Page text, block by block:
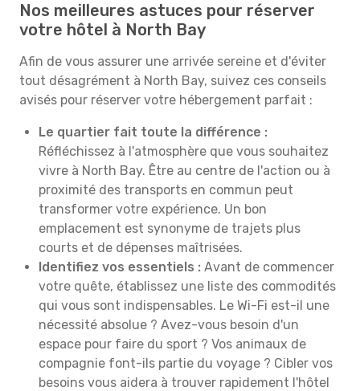
Nos meilleures astuces pour réserver
votre hôtel à North Bay
Afin de vous assurer une arrivée sereine et d'éviter
tout désagrément à North Bay, suivez ces conseils
avisés pour réserver votre hébergement parfait :
Le quartier fait toute la différence :
Réfléchissez à l'atmosphère que vous souhaitez
vivre à North Bay. Être au centre de l'action ou à
proximité des transports en commun peut
transformer votre expérience. Un bon
emplacement est synonyme de trajets plus
courts et de dépenses maîtrisées.
Identifiez vos essentiels : Avant de commencer
votre quête, établissez une liste des commodités
qui vous sont indispensables. Le Wi-Fi est-il une
nécessité absolue ? Avez-vous besoin d'un
espace pour faire du sport ? Vos animaux de
compagnie font-ils partie du voyage ? Cibler vos
besoins vous aidera à trouver rapidement l'hôtel